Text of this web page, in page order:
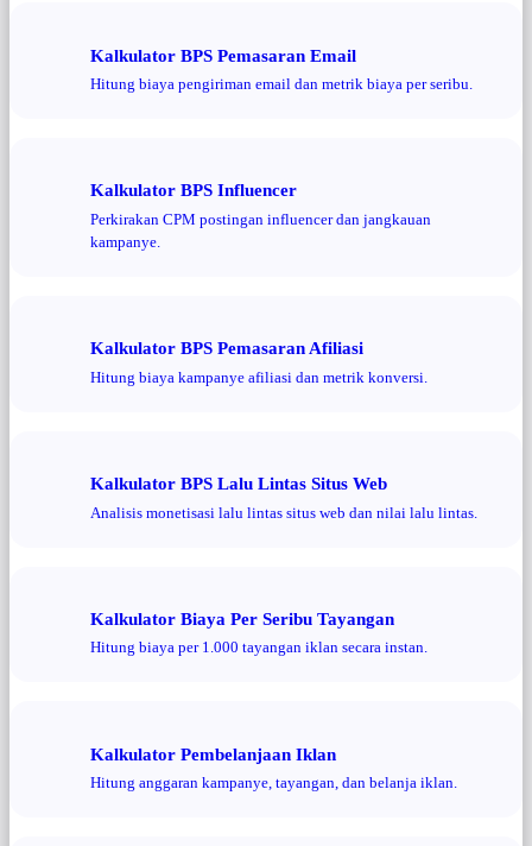
Kalkulator BPS Pemasaran Email
Hitung biaya pengiriman email dan metrik biaya per seribu.
Kalkulator BPS Influencer
Perkirakan CPM postingan influencer dan jangkauan
kampanye.
Kalkulator BPS Pemasaran Afiliasi
Hitung biaya kampanye afiliasi dan metrik konversi.
Kalkulator BPS Lalu Lintas Situs Web
Analisis monetisasi lalu lintas situs web dan nilai lalu lintas.
Kalkulator Biaya Per Seribu Tayangan
Hitung biaya per 1.000 tayangan iklan secara instan.
Kalkulator Pembelanjaan Iklan
Hitung anggaran kampanye, tayangan, dan belanja iklan.